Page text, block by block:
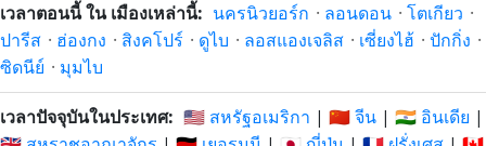
เวลาตอนนี้ ใน เมืองเหล่านี้: นครนิวยอร์ก · ลอนดอน · โตเกียว ·
ปารีส · ฮ่องกง · สิงคโปร์ · ดูไบ · ลอสแองเจลิส · เซี่ยงไฮ้ · ปักกิ่ง ·
ซิดนีย์ · มุมไบ
เวลาปัจจุบันในประเทศ: 🇺🇸 สหรัฐอเมริกา | 🇨🇳 จีน | 🇮🇳 อินเดีย |